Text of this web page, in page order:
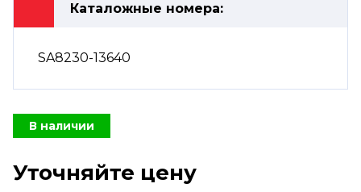
Каталожные номера:
SA8230-13640
В наличии
Уточняйте цену